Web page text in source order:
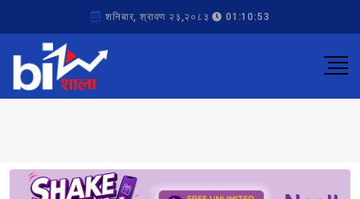
शनिबार, श्रावण २३,२०८३ 01:10:53